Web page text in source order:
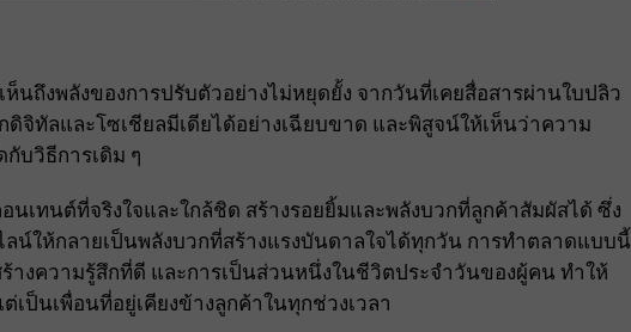
นถึงพลังของการปรับตัวอย่างไม่หยุดยั้ง จากวันที่เคยสื่อสารผ่านใบปลิว
จิทัลและโซเชียลมีเดียได้อย่างเฉียบขาด และพิสูจน์ให้เห็นว่าความ
บวิธีการเดิม ๆ
นเทนต์ที่จริงใจและใกล้ชิด สร้างรอยยิ้มและพลังบวกที่ลูกค้าสัมผัสได้ ซึ่ง
น์ให้กลายเป็นพลังบวกที่สร้างแรงบันดาลใจได้ทุกวัน การทำตลาดแบบนี้
งความรู้สึกที่ดี และการเป็นส่วนหนึ่งในชีวิตประจำวันของผู้คน ทำให้
เป็นเพื่อนที่อยู่เคียงข้างลูกค้าในทุกช่วงเวลา